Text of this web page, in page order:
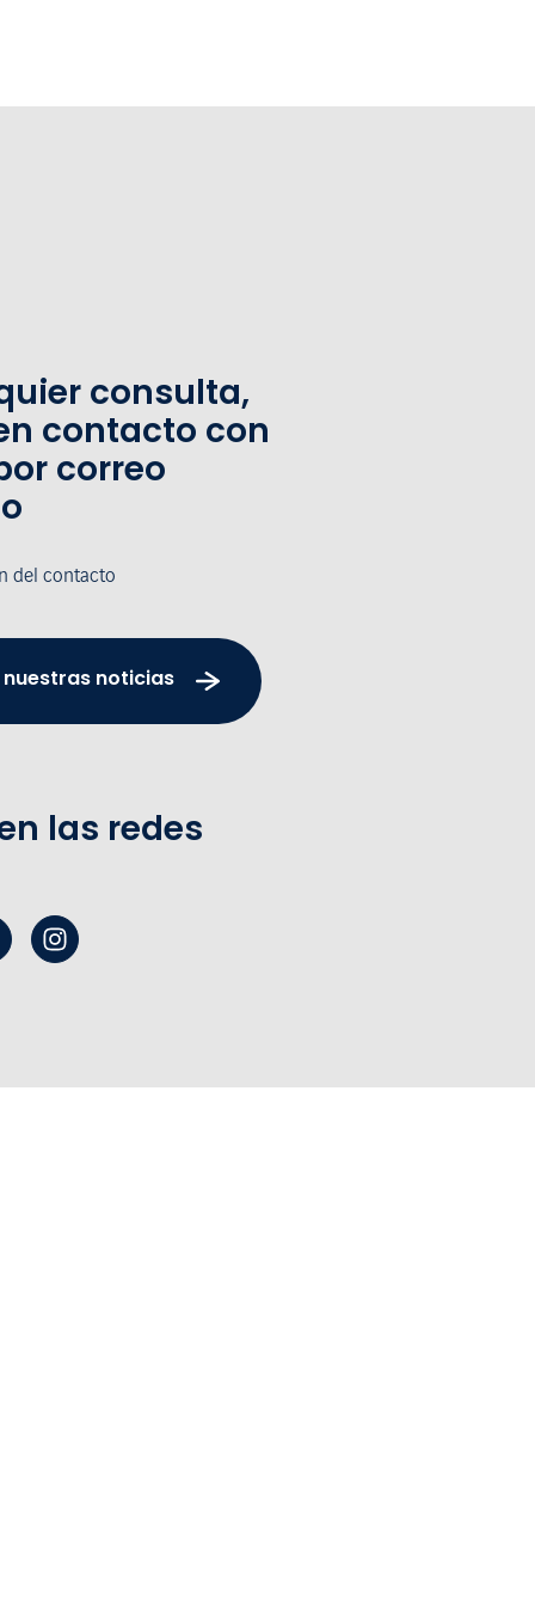
consulta,
contacto con
correo
del contacto
noticias
las redes